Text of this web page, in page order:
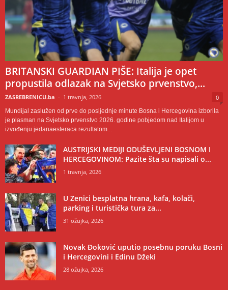
BRITANSKI GUARDIAN PIŠE: Italija je opet
propustila odlazak na Svjetsko prvenstvo,...
ZASREBRENICU.ba - 1 travnja, 2026 0
Mundijal zaslužen od prve do posljednje minute Bosna i Hercegovina izborila
je plasman na Svjetsko prvenstvo 2026. godine pobjedom nad Italijom u
izvođenju jedanaesteraca rezultatom...
AUSTRIJSKI MEDIJI ODUŠEVLJENI BOSNOM I
HERCEGOVINOM: Pazite šta su napisali o...
1 travnja, 2026
U Zenici besplatna hrana, kafa, kolači,
parking i turistička tura za...
31 ožujka, 2026
Novak Đoković uputio posebnu poruku Bosni
i Hercegovini i Edinu Džeki
28 ožujka, 2026